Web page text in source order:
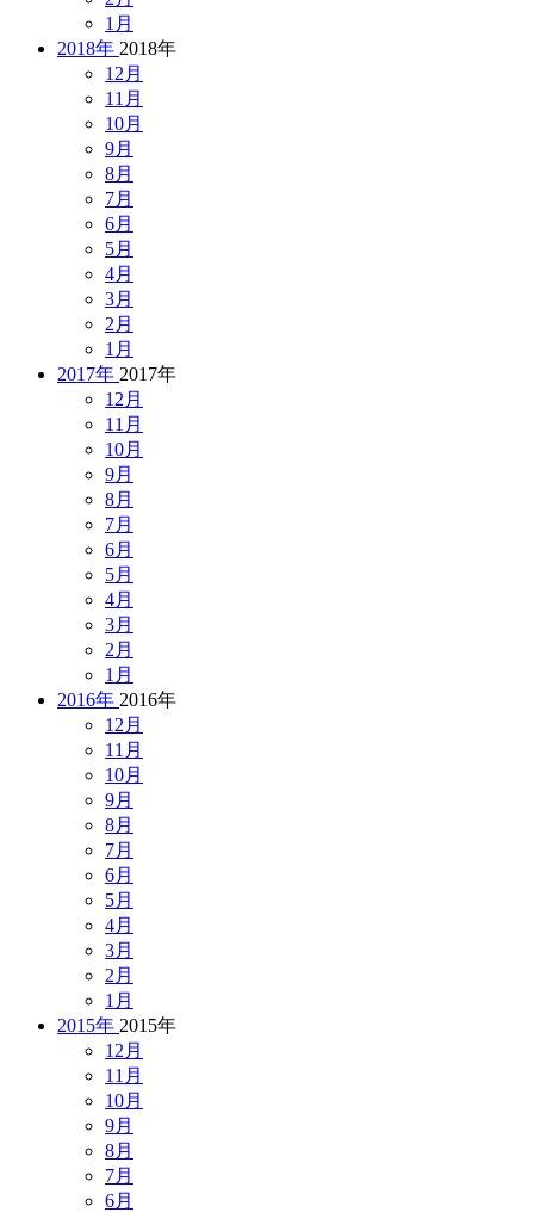
1月
2018年 2018年
12月
11月
10月
9月
8月
7月
6月
5月
4月
3月
2月
1月
2017年 2017年
12月
11月
10月
9月
8月
7月
6月
5月
4月
3月
2月
1月
2016年 2016年
12月
11月
10月
9月
8月
7月
6月
5月
4月
3月
2月
1月
2015年 2015年
12月
11月
10月
9月
8月
7月
6月